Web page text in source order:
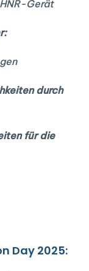
Gerät
durch
für die
Day 2025: